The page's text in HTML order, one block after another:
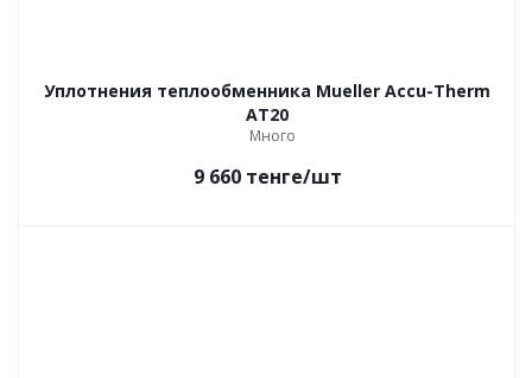
Уплотнения теплообменника Mueller Accu-Therm
AT20
Много
9 660тенге/шт